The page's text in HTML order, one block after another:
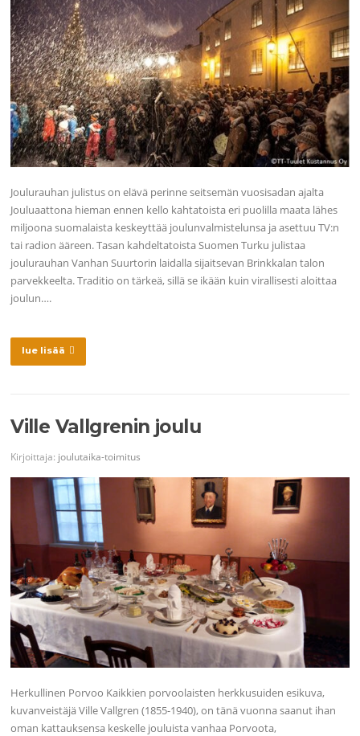
Joulurauhan julistus on elävä perinne seitsemän vuosisadan ajalta
Jouluaattona hieman ennen kello kahtatoista eri puolilla maata lähes
miljoona suomalaista keskeyttää joulunvalmistelunsa ja asettuu TV:n
tai radion ääreen. Tasan kahdeltatoista Suomen Turku julistaa
joulurauhan Vanhan Suurtorin laidalla sijaitsevan Brinkkalan talon
parvekkeelta. Traditio on tärkeä, sillä se ikään kuin virallisesti aloittaa
joulun….
lue lisää
Ville Vallgrenin joulu
Kirjoittaja: joulutaika-toimitus
Herkullinen Porvoo Kaikkien porvoolaisten herkkusuiden esikuva,
kuvanveistäjä Ville Vallgren (1855-1940), on tänä vuonna saanut ihan
oman kattauksensa keskelle jouluista vanhaa Porvoota,